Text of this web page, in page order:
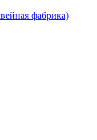
фабрика)